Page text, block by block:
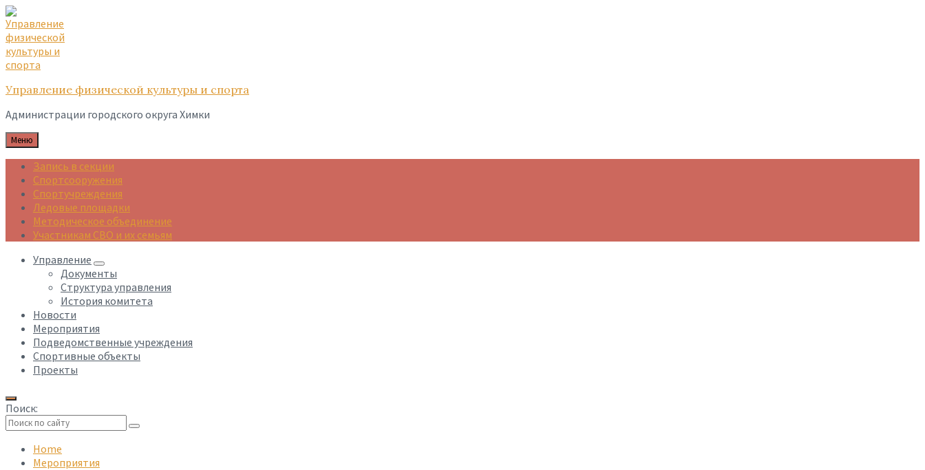
Skip
to
content
Skip
to
main
navigation
Skip
to
footer
Управление физической культуры и спорта
Администрации городского округа Химки
Меню
Запись в секции
Спортсооружения
Спортучреждения
Ледовые площадки
Методическое объединение
Участникам СВО и их семьям
Управление
Документы
Структура управления
История комитета
Новости
Мероприятия
Подведомственные учреждения
Спортивные объекты
Проекты
Поиск:
search
Home
Мероприятия